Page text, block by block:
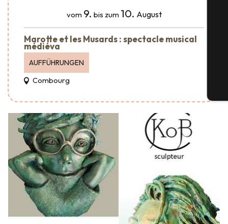
vom 9. bis zum 10. August
Marotte et les Musards : spectacle musical
médiéva
AUFFÜHRUNGEN
Combourg